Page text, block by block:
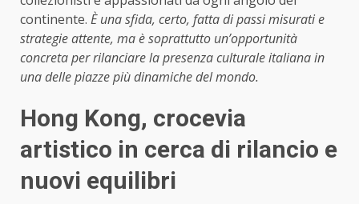
continente. È una sfida, certo, fatta di passi misurati e
strategie attente, ma è soprattutto un’opportunità
concreta per rilanciare la presenza culturale italiana in
una delle piazze più dinamiche del mondo.
Hong Kong, crocevia
artistico in cerca di rilancio e
nuovi equilibri